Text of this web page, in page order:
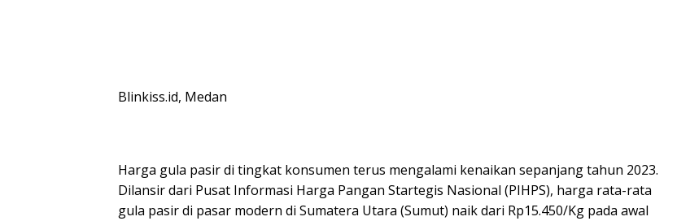
Blinkiss.id, Medan
Harga gula pasir di tingkat konsumen terus mengalami kenaikan sepanjang tahun 2023.
Dilansir dari Pusat Informasi Harga Pangan Startegis Nasional (PIHPS), harga rata-rata
gula pasir di pasar modern di Sumatera Utara (Sumut) naik dari Rp15.450/Kg pada awal